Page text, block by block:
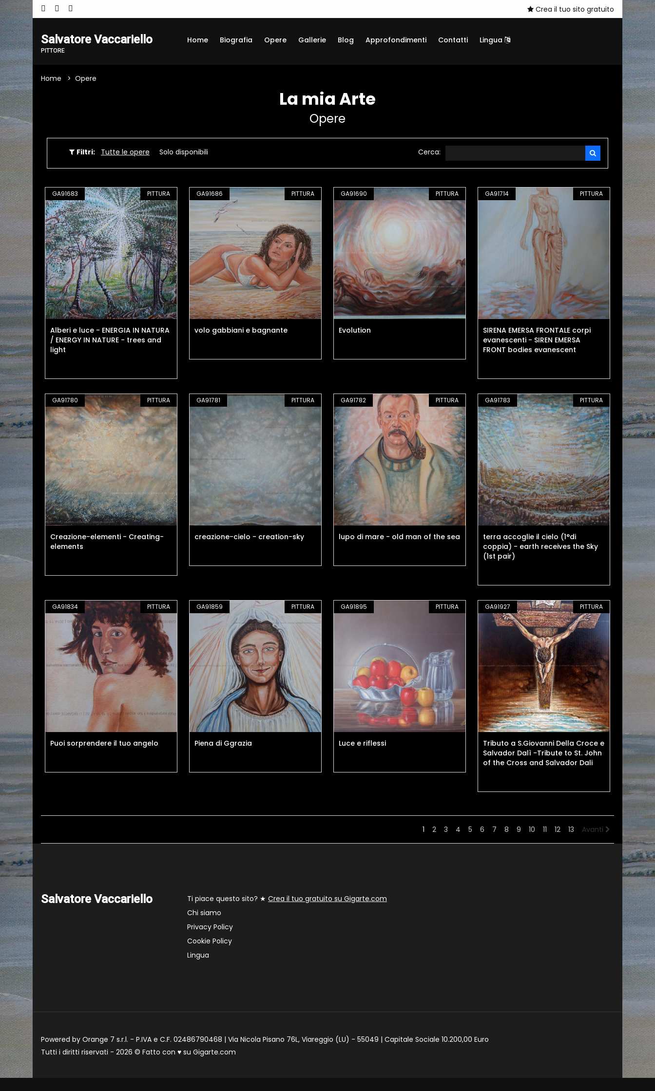
Crea il tuo sito gratuito
Salvatore Vaccariello
PITTORE
Home Biografia Opere Gallerie Blog Approfondimenti Contatti Lingua
Home Opere
La mia Arte
Opere
Filtri: Tutte le opere Solo disponibili Cerca:
GA91683 PITTURA
Alberi e luce - ENERGIA IN NATURA
/ ENERGY IN NATURE - trees and
light
GA91686 PITTURA
volo gabbiani e bagnante
GA91690 PITTURA
Evolution
GA91714 PITTURA
SIRENA EMERSA FRONTALE corpi
evanescenti - SIREN EMERSA
FRONT bodies evanescent
GA91780 PITTURA
Creazione-elementi - Creating-
elements
GA91781 PITTURA
creazione-cielo - creation-sky
GA91782 PITTURA
lupo di mare - old man of the sea
GA91783 PITTURA
terra accoglie il cielo (1°di
coppia) - earth receives the Sky
(1st pair)
GA91834 PITTURA
Puoi sorprendere il tuo angelo
GA91859 PITTURA
Piena di Ggrazia
GA91895 PITTURA
Luce e riflessi
GA91927 PITTURA
Tributo a S.Giovanni Della Croce e
Salvador Dalì -Tribute to St. John
of the Cross and Salvador Dali
1 2 3 4 5 6 7 8 9 10 11 12 13 Avanti
Salvatore Vaccariello Ti piace questo sito? ★ Crea il tuo gratuito su Gigarte.com
Chi siamo
Privacy Policy
Cookie Policy
Lingua
Powered by Orange 7 s.r.l. - P.IVA e C.F. 02486790468 | Via Nicola Pisano 76L, Viareggio (LU) - 55049 | Capitale Sociale 10.200,00 Euro
Tutti i diritti riservati - 2026 © Fatto con ♥ su Gigarte.com